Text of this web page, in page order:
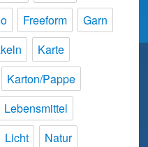
Freeform
Garn
Karte
Karton/Pappe
Lebensmittel
Licht
Natur